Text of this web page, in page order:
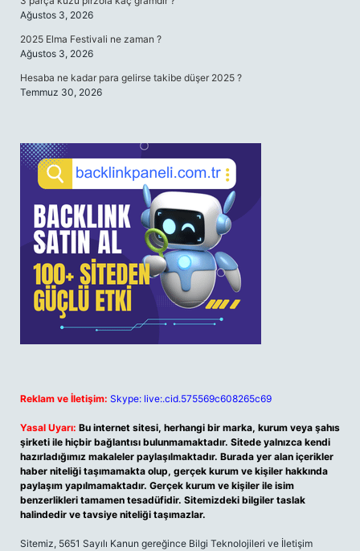
Ağustos 3, 2026
2025 Elma Festivali ne zaman ?
Ağustos 3, 2026
Hesaba ne kadar para gelirse takibe düşer 2025 ?
Temmuz 30, 2026
Reklam ve İletişim: Skype: live:.cid.575569c608265c69
Yasal Uyarı: Bu internet sitesi, herhangi bir marka, kurum veya şahıs
şirketi ile hiçbir bağlantısı bulunmamaktadır. Sitede yalnızca kendi
hazırladığımız makaleler paylaşılmaktadır. Burada yer alan içerikler
haber niteliği taşımamakta olup, gerçek kurum ve kişiler hakkında
paylaşım yapılmamaktadır. Gerçek kurum ve kişiler ile isim
benzerlikleri tamamen tesadüfidir. Sitemizdeki bilgiler taslak
halindedir ve tavsiye niteliği taşımazlar.
Sitemiz, 5651 Sayılı Kanun gereğince Bilgi Teknolojileri ve İletişim